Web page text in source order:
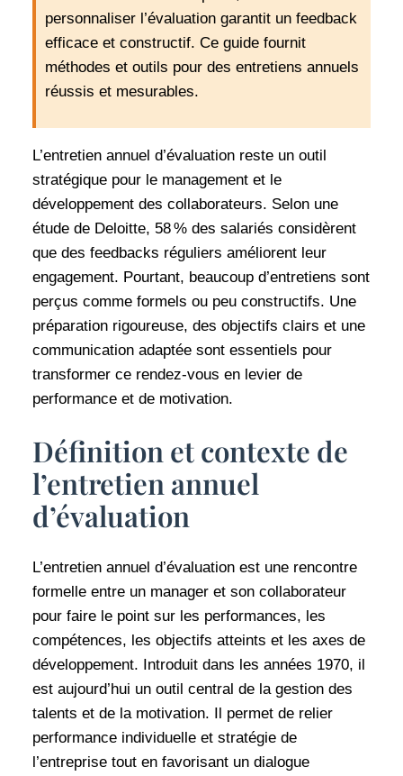
personnaliser l’évaluation garantit un feedback
efficace et constructif. Ce guide fournit
méthodes et outils pour des entretiens annuels
réussis et mesurables.
L’entretien annuel d’évaluation reste un outil
stratégique pour le management et le
développement des collaborateurs. Selon une
étude de Deloitte, 58 % des salariés considèrent
que des feedbacks réguliers améliorent leur
engagement. Pourtant, beaucoup d’entretiens sont
perçus comme formels ou peu constructifs. Une
préparation rigoureuse, des objectifs clairs et une
communication adaptée sont essentiels pour
transformer ce rendez-vous en levier de
performance et de motivation.
Définition et contexte de
l’entretien annuel
d’évaluation
L’entretien annuel d’évaluation est une rencontre
formelle entre un manager et son collaborateur
pour faire le point sur les performances, les
compétences, les objectifs atteints et les axes de
développement. Introduit dans les années 1970, il
est aujourd’hui un outil central de la gestion des
talents et de la motivation. Il permet de relier
performance individuelle et stratégie de
l’entreprise tout en favorisant un dialogue